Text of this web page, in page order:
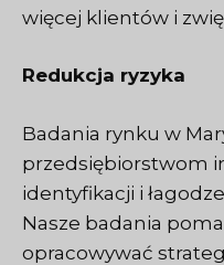
więcej klientów i
Redukcja ryzyka
Badania rynku w
przedsiębiorstwom
identyfikacji i
Nasze badania
opracowywać